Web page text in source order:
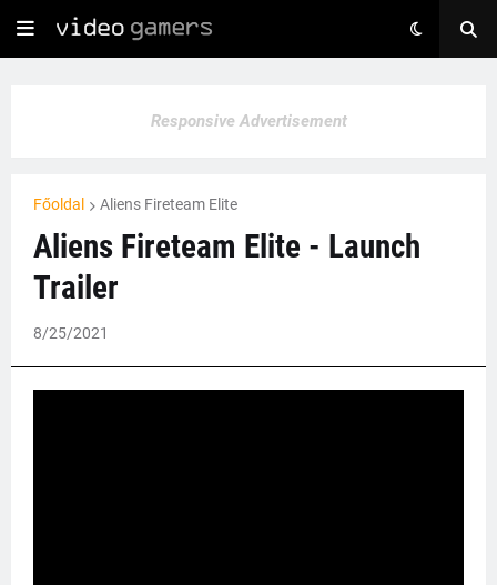
Responsive Advertisement
Főoldal Aliens Fireteam Elite
Aliens Fireteam Elite - Launch
Trailer
8/25/2021